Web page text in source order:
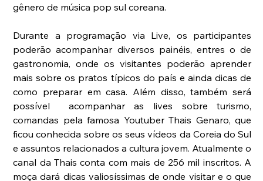
gênero de música pop sul coreana.
Durante a programação via Live, os participantes
poderão acompanhar diversos painéis, entres o de
gastronomia, onde os visitantes poderão aprender
mais sobre os pratos típicos do país e ainda dicas de
como preparar em casa. Além disso, também será
possível  acompanhar as lives sobre turismo,
comandas pela famosa Youtuber Thais Genaro, que
ficou conhecida sobre os seus vídeos da Coreia do Sul
e assuntos relacionados a cultura jovem. Atualmente o
canal da Thais conta com mais de 256 mil inscritos. A
moça dará dicas valiosíssimas de onde visitar e o que